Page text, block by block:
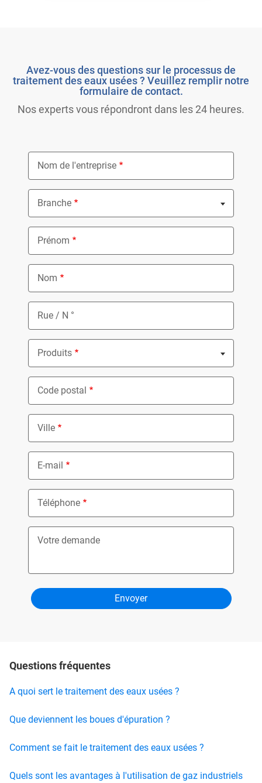
Avez-vous des questions sur le processus de
traitement des eaux usées ? Veuillez remplir notre
formulaire de contact.
Nos experts vous répondront dans les 24 heures.
Nom de l'entreprise
Branche
Nothing selected
Prénom
Nom
Rue / N °
Produits
Nothing selected
Code postal
Ville
E-mail
Téléphone
Votre demande
Questions fréquentes
A quoi sert le traitement des eaux usées ?
Que deviennent les boues d'épuration ?
Comment se fait le traitement des eaux usées ?
Quels sont les avantages à l'utilisation de gaz industriels